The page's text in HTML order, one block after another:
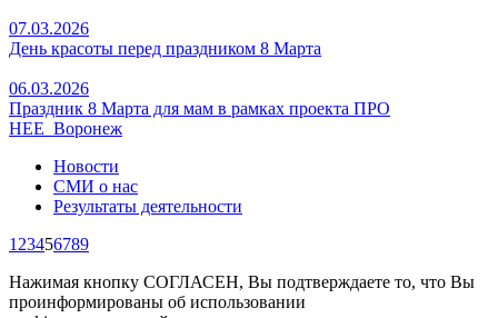
07.03.2026
День красоты перед праздником 8 Марта
06.03.2026
Праздник 8 Марта для мам в рамках проекта ПРО
НЕЕ_Воронеж
Новости
СМИ о нас
Результаты деятельности
123456789
Нажимая кнопку СОГЛАСЕН, Вы подтверждаете то, что Вы
проинформированы об использовании